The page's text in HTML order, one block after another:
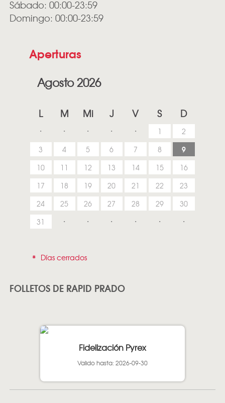
Sábado: 00:00-23:59
Domingo: 00:00-23:59
Aperturas
Agosto 2026
L M Mi J V S D
1
2
3
4 5 6 7 8 9
10 11 12 13 14 15
16
17
18 19 20 21 22
23
24
25 26 27 28 29
30
31
* Días cerrados
FOLLETOS DE RAPID PRADO
Fidelización Pyrex
Valido hasta: 2026-09-30